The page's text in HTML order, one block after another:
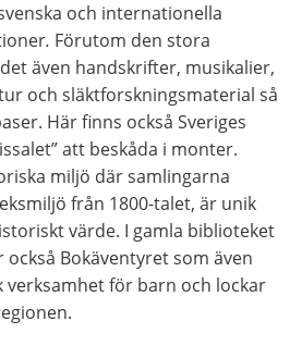
och internationella
. Förutom den stora
även handskrifter, musikalier,
och släktforskningsmaterial så
Här finns också Sveriges
att beskåda i monter.
miljö där samlingarna
från 1800-talet, är unik
värde. I gamla biblioteket
Bokäventyret som även
för barn och lockar